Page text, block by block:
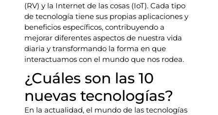
(RV) y la Internet de las cosas (IoT). Cada tipo
de tecnología tiene sus propias aplicaciones y
beneficios específicos, contribuyendo a
mejorar diferentes aspectos de nuestra vida
diaria y transformando la forma en que
interactuamos con el mundo que nos rodea.
¿Cuáles son las 10
nuevas tecnologías?
En la actualidad, el mundo de las tecnologías